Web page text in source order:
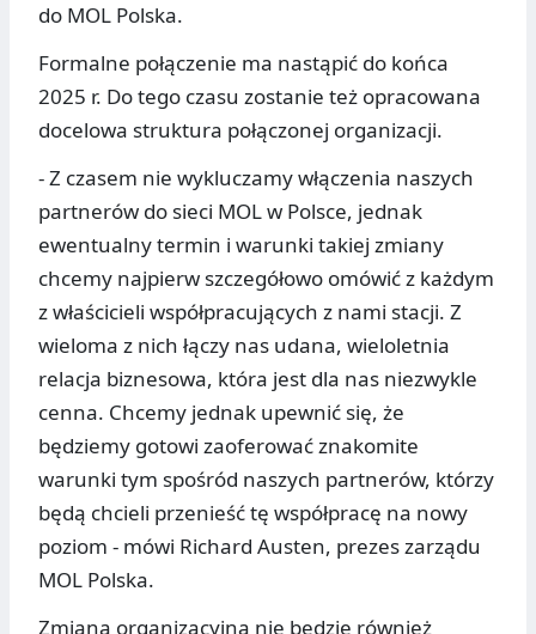
do MOL Polska.
Formalne połączenie ma nastąpić do końca
2025 r. Do tego czasu zostanie też opracowana
docelowa struktura połączonej organizacji.
- Z czasem nie wykluczamy włączenia naszych
partnerów do sieci MOL w Polsce, jednak
ewentualny termin i warunki takiej zmiany
chcemy najpierw szczegółowo omówić z każdym
z właścicieli współpracujących z nami stacji. Z
wieloma z nich łączy nas udana, wieloletnia
relacja biznesowa, która jest dla nas niezwykle
cenna. Chcemy jednak upewnić się, że
będziemy gotowi zaoferować znakomite
warunki tym spośród naszych partnerów, którzy
będą chcieli przenieść tę współpracę na nowy
poziom - mówi Richard Austen, prezes zarządu
MOL Polska.
Zmiana organizacyjna nie będzie również